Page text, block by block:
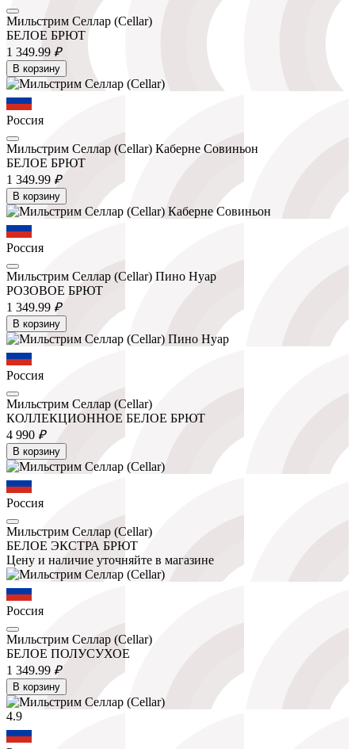
Мильстрим Селлар (Cellar)
БЕЛОЕ БРЮТ
1 349.99 ₽
В корзину
Россия
Мильстрим Селлар (Cellar) Каберне Совиньон
БЕЛОЕ БРЮТ
1 349.99 ₽
В корзину
Россия
Мильстрим Селлар (Cellar) Пино Нуар
РОЗОВОЕ БРЮТ
1 349.99 ₽
В корзину
Россия
Мильстрим Селлар (Cellar)
КОЛЛЕКЦИОННОЕ БЕЛОЕ БРЮТ
4 990 ₽
В корзину
Россия
Мильстрим Селлар (Cellar)
БЕЛОЕ ЭКСТРА БРЮТ
Цену и наличие уточняйте в магазине
Россия
Мильстрим Селлар (Cellar)
БЕЛОЕ ПОЛУСУХОЕ
1 349.99 ₽
В корзину
4.9